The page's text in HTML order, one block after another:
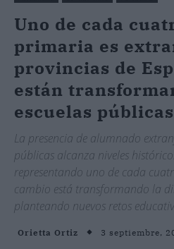
Uno de cada
primaria es
provincias de
están
escuelas públicas
La presencia de alumnado
públicas alcanza niveles
representando uno de cada
cambio está transformando la
planteando nuevos retos
Orietta Ortiz 3 septiembre,